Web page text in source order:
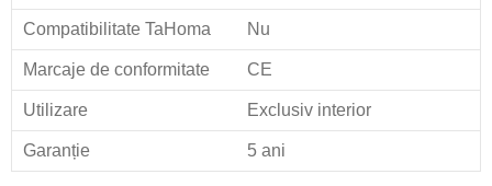
Compatibilitate TaHoma Nu
Marcaje de conformitate CE
Utilizare Exclusiv interior
Garanție 5 ani